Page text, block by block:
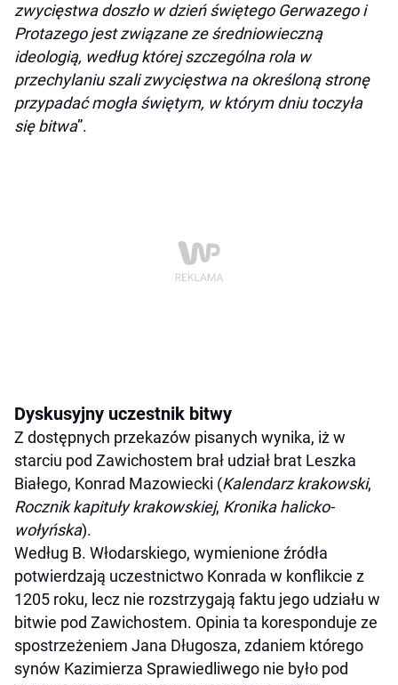
zwycięstwa doszło w dzień świętego Gerwazego i
Protazego jest związane ze średniowieczną
ideologią, według której szczególna rola w
przechylaniu szali zwycięstwa na określoną stronę
przypadać mogła świętym, w którym dniu toczyła
się bitwa”.
Dyskusyjny uczestnik bitwy
Z dostępnych przekazów pisanych wynika, iż w
starciu pod Zawichostem brał udział brat Leszka
Białego, Konrad Mazowiecki (Kalendarz krakowski,
Rocznik kapituły krakowskiej, Kronika halicko-
wołyńska).
Według B. Włodarskiego, wymienione źródła
potwierdzają uczestnictwo Konrada w konflikcie z
1205 roku, lecz nie rozstrzygają faktu jego udziału w
bitwie pod Zawichostem. Opinia ta koresponduje ze
spostrzeżeniem Jana Długosza, zdaniem którego
synów Kazimierza Sprawiedliwego nie było pod